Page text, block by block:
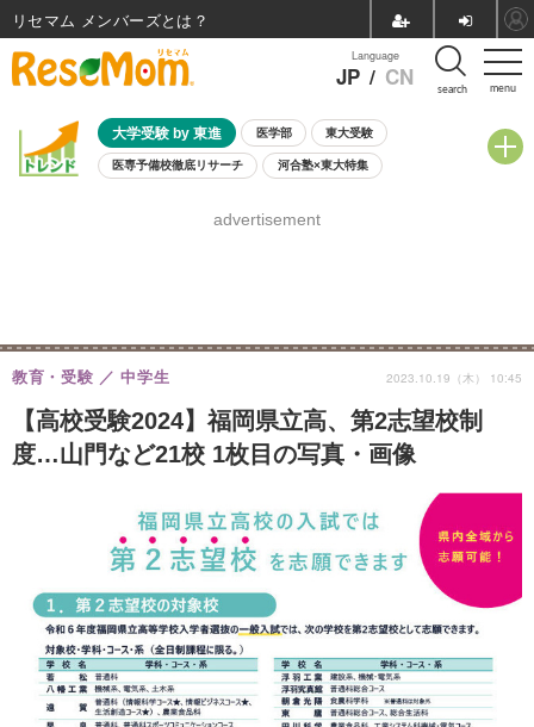
menu
Language
JP / CN search
大学受験 by 東進 医学部 東大受験
医専予備校徹底リサーチ 河合塾×東大特集
8月開催学校説明会・相談会
advertisement
【高校受験2024】福岡県立高、第2志望校制
度…山門など21校 1枚目の写真・画像
教育・受験 中学生 2023.10.19（木） 10:45
リセマム メンバーズ